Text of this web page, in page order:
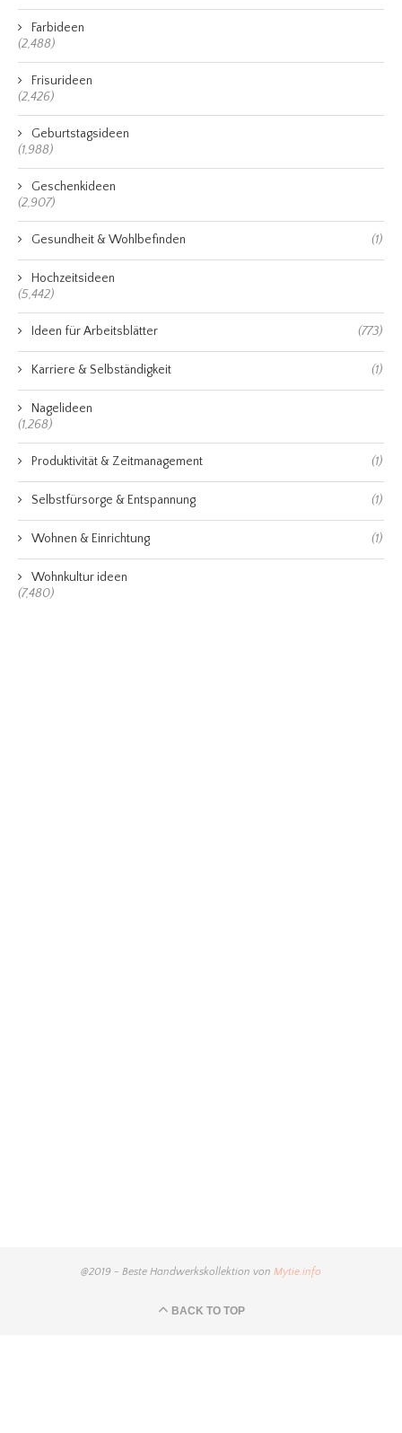
Farbideen
(2,488)
Frisurideen
(2,426)
Geburtstagsideen
(1,988)
Geschenkideen
(2,907)
Gesundheit & Wohlbefinden (1)
Hochzeitsideen
(5,442)
Ideen für Arbeitsblätter (773)
Karriere & Selbständigkeit (1)
Nagelideen
(1,268)
Produktivität & Zeitmanagement (1)
Selbstfürsorge & Entspannung (1)
Wohnen & Einrichtung (1)
Wohnkultur ideen
(7,480)
@2019 - Beste Handwerkskollektion von Mytie.info
BACK TO TOP